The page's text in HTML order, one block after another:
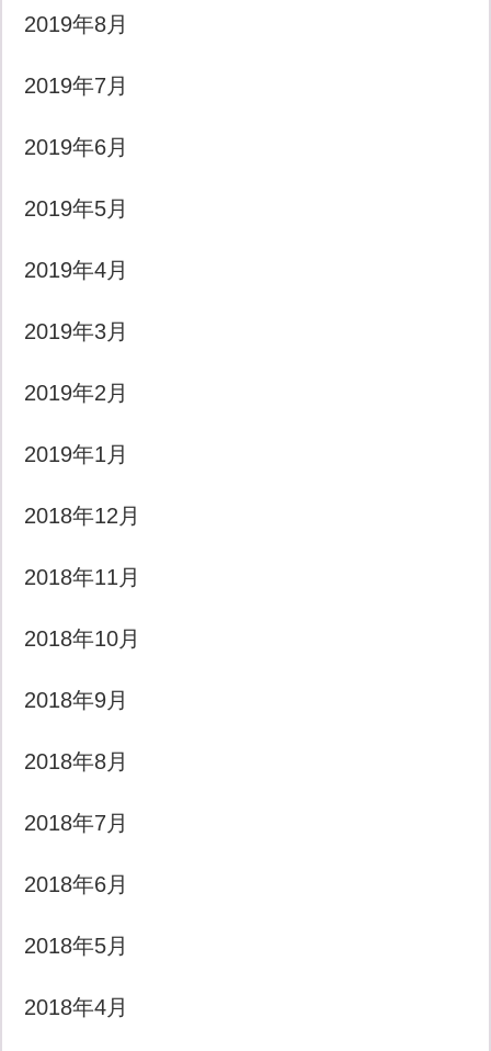
2019年8月
2019年7月
2019年6月
2019年5月
2019年4月
2019年3月
2019年2月
2019年1月
2018年12月
2018年11月
2018年10月
2018年9月
2018年8月
2018年7月
2018年6月
2018年5月
2018年4月